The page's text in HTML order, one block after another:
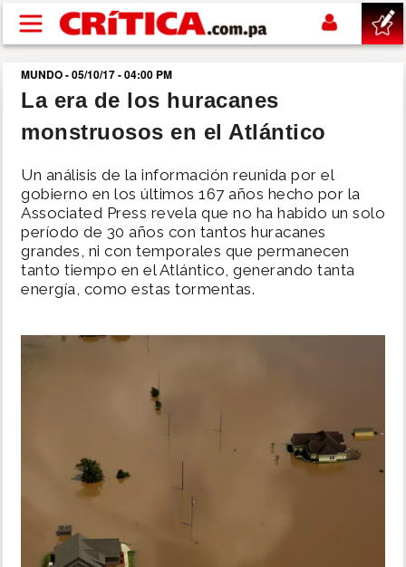
Pasar al contenido principal
buscar
SUCESOS
NACIONAL
POLÍTICA
SHOW
DEPORTES
MULTIMEDIA
IMPRESO
MUNDO - 05/10/17 - 04:00 PM
La era de los huracanes
monstruosos en el Atlántico
Un análisis de la información reunida por el
gobierno en los últimos 167 años hecho por la
Associated Press revela que no ha habido un solo
período de 30 años con tantos huracanes
grandes, ni con temporales que permanecen
tanto tiempo en el Atlántico, generando tanta
energía, como estas tormentas.